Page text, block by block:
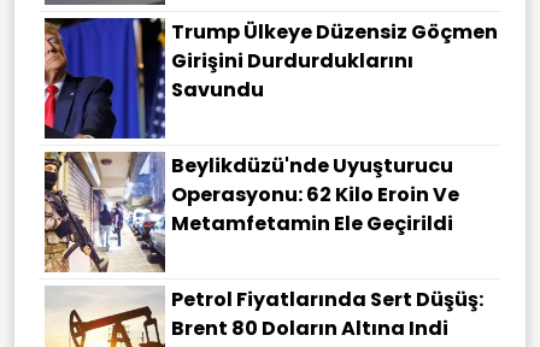
Trump Ülkeye Düzensiz Göçmen
Girişini Durdurduklarını
Savundu
Beylikdüzü'nde Uyuşturucu
Operasyonu: 62 Kilo Eroin Ve
Metamfetamin Ele Geçirildi
Petrol Fiyatlarında Sert Düşüş:
Brent 80 Doların Altına Indi